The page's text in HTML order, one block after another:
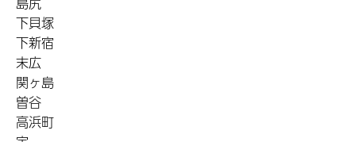
下貝塚
下新宿
末広
関ヶ島
曽谷
高浜町